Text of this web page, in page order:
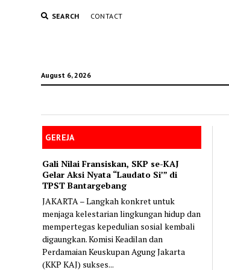
SEARCH CONTACT
August 6, 2026
GEREJA
Gali Nilai Fransiskan, SKP se-KAJ
Gelar Aksi Nyata “Laudato Si’” di
TPST Bantargebang
JAKARTA – Langkah konkret untuk
menjaga kelestarian lingkungan hidup dan
mempertegas kepedulian sosial kembali
digaungkan. Komisi Keadilan dan
Perdamaian Keuskupan Agung Jakarta
(KKP KAJ) sukses...